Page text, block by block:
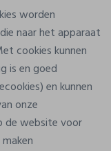
worden
naar het apparaat
cookies kunnen
is en goed
en kunnen
onze
de website voor